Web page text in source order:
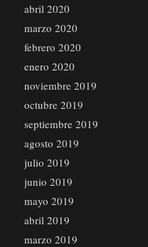
abril 2020
marzo 2020
febrero 2020
enero 2020
noviembre 2019
octubre 2019
septiembre 2019
agosto 2019
julio 2019
junio 2019
mayo 2019
abril 2019
marzo 2019